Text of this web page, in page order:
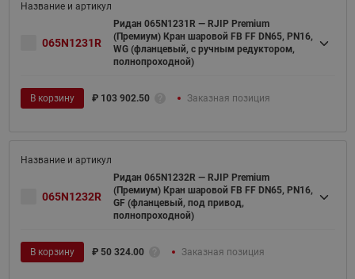
065N1231R
Ридан 065N1231R — RJIP Premium
(Премиум) Кран шаровой FB FF DN65, PN16,
WG (фланцевый, с ручным редуктором,
полнопроходной)
В корзину ₽ 103 902.50 Заказная позиция
065N1232R
Ридан 065N1232R — RJIP Premium
(Премиум) Кран шаровой FB FF DN65, PN16,
GF (фланцевый, под привод,
полнопроходной)
В корзину ₽ 50 324.00 Заказная позиция